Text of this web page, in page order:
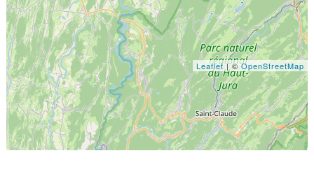
Leaflet| ©OpenStreetMap